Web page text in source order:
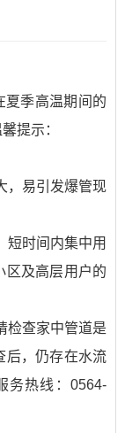
季高温期间的
提示：
易引发爆管现
时间内集中用
区及高层用户的
查家中管道是
后，仍存在水流
务热线：0564-